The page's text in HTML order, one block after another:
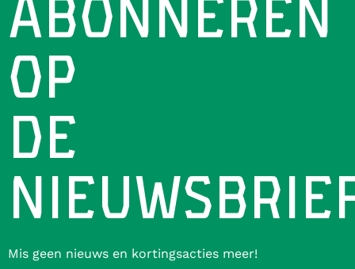
ABONNEREN
OP
DE
Mis geen nieuws en kortingsacties meer!